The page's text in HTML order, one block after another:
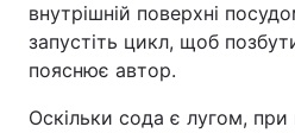
внутрішній поверхні
запустіть цикл, щоб
пояснює автор.
Оскільки сода є лугом, при